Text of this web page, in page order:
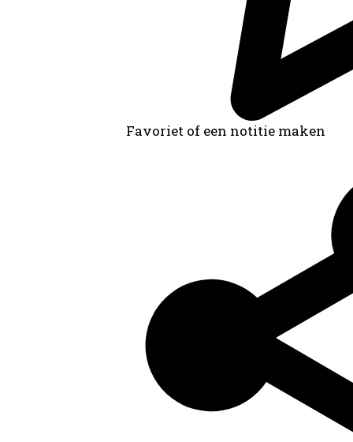
Favoriet of een notitie maken